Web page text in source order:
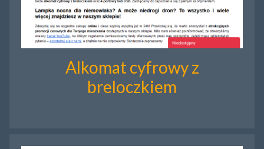
Alkomat cyfrowy z
breloczkiem